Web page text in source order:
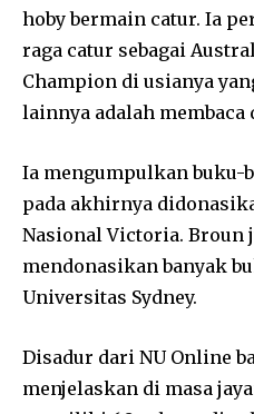
hoby bermain catur. Ia
raga catur sebagai
Champion di usianya
lainnya adalah
Ia mengumpulkan buku-
pada akhirnya
Nasional Victoria. Broun
mendonasikan banyak
Universitas Sydney.
Disadur dari NU Online
menjelaskan di masa